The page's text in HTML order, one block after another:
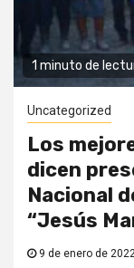
1 minuto de
Uncategorized
Los
dicen
Nacional
“Jesús
9 de enero de